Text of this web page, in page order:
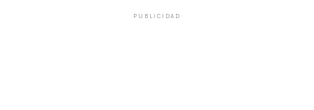
PUBLICIDAD